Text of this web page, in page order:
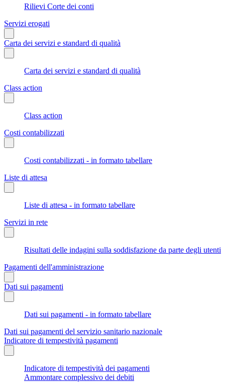
Rilievi Corte dei conti
Servizi erogati
Carta dei servizi e standard di qualità
Carta dei servizi e standard di qualità
Class action
Class action
Costi contabilizzati
Costi contabilizzati - in formato tabellare
Liste di attesa
Liste di attesa - in formato tabellare
Servizi in rete
Risultati delle indagini sulla soddisfazione da parte degli utenti
Pagamenti dell'amministrazione
Dati sui pagamenti
Dati sui pagamenti - in formato tabellare
Dati sui pagamenti del servizio sanitario nazionale
Indicatore di tempestività pagamenti
Indicatore di tempestività dei pagamenti
Ammontare complessivo dei debiti